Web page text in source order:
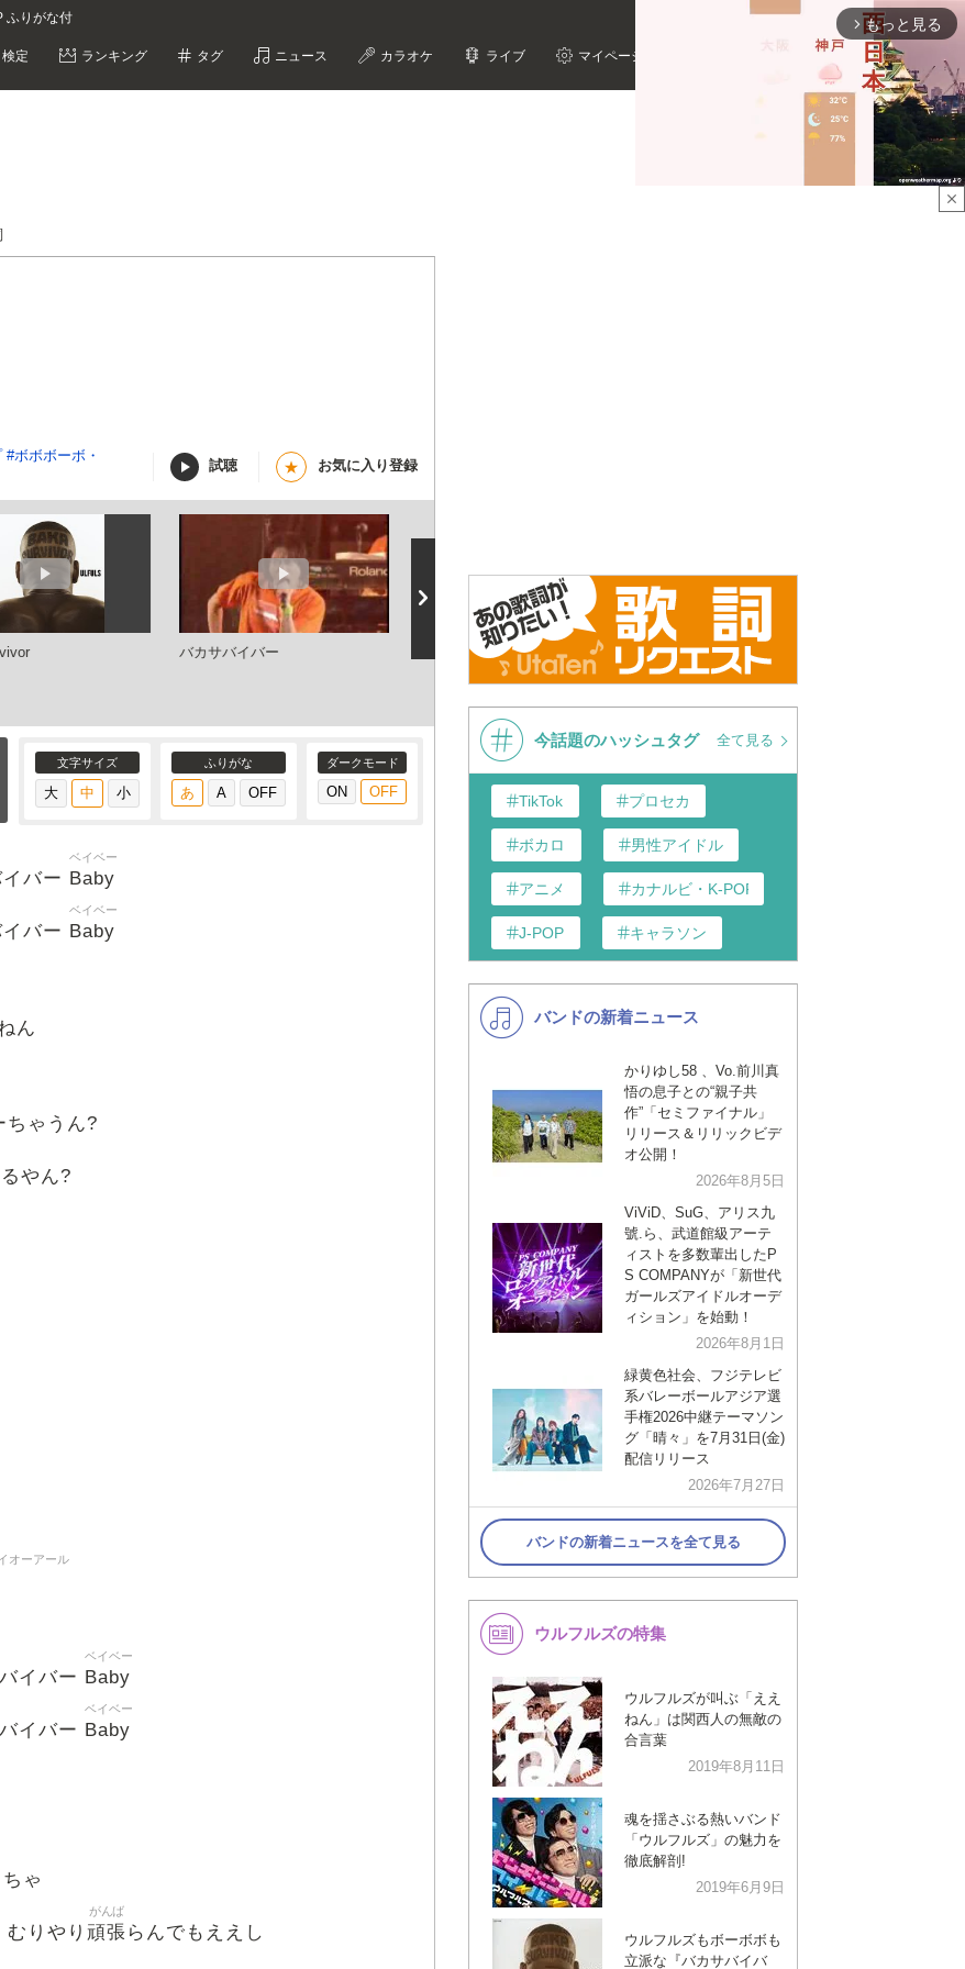
ふりがな付
検定 ランキング タグ ニュース カラオケ ライブ マイページ
#ボボボーボ・
試聴 ★ お気に入り登録
バカサバイバー
ボーボボ オープニング （バ
カサバイバー）
バカサバイバー V
文字サイズ ふりがな ダークモード
バー Baby
ベイベー
バー Baby
ベイベー
ん
ちゃうん?
やん?
オーアール
イバー Baby
ベイベー
イバー Baby
ベイベー
ゃ
りやり 頑張
がんば
らんでもええし
close
arrow_forward_ios もっと見る
今話題のハッシュタグ 全て見る
TikTok プロセカ
ボカロ 男性アイドル
アニメ カナルビ・K-POP和訳
J-POP キャラソン
K-POP 演歌・歌謡
洋楽
VTuber ディズニー
バンドの新着ニュース
かりゆし58 、Vo.前川真
悟の息子との“親子共
作”「セミファイナル」
リリース＆リリックビデ
オ公開！
2026年8月5日
ViViD、SuG、アリス九
號.ら、武道館級アーテ
ィストを多数輩出したP
S COMPANYが「新世代
ガールズアイドルオーデ
ィション」を始動！
2026年8月1日
緑黄色社会、フジテレビ
系バレーボールアジア選
手権2026中継テーマソン
グ「晴々」を7月31日(金)
配信リリース
2026年7月27日
バンドの新着ニュースを全て見る
ウルフルズの特集
ウルフルズが叫ぶ「ええ
ねん」は関西人の無敵の
合言葉
2019年8月11日
魂を揺さぶる熱いバンド
「ウルフルズ」の魅力を
徹底解剖!
2019年6月9日
ウルフルズもボーボボも
立派な『バカサバイバ